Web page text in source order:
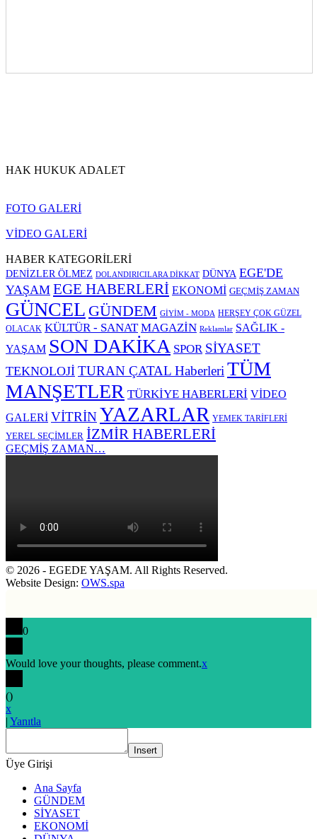
HAK HUKUK ADALET
FOTO GALERİ
VİDEO GALERİ
HABER KATEGORİLERİ
DENİZLER ÖLMEZ DOLANDIRICILARA DİKKAT DÜNYA EGE'DE
YAŞAM EGE HABERLERİ EKONOMİ GEÇMİŞ ZAMAN
GÜNCEL GÜNDEM GİYİM - MODA HERŞEY ÇOK GÜZEL
OLACAK KÜLTÜR - SANAT MAGAZİN Reklamlar SAĞLIK -
YAŞAM SON DAKİKA SPOR SİYASET
TEKNOLOJİ TURAN ÇATAL HaberleriTÜM
MANŞETLER TÜRKİYE HABERLERİ VİDEO
GALERİ VİTRİNYAZARLAR YEMEK TARİFLERİ
YEREL SEÇİMLER İZMİR HABERLERİ
GEÇMİŞ ZAMAN…
© 2026 - EGEDE YAŞAM. All Rights Reserved.
Website Design: OWS.spa
0
Would love your thoughts, please comment.x
()
x
| Yanıtla
Insert
Üye Girişi
Ana Sayfa
GÜNDEM
SİYASET
EKONOMİ